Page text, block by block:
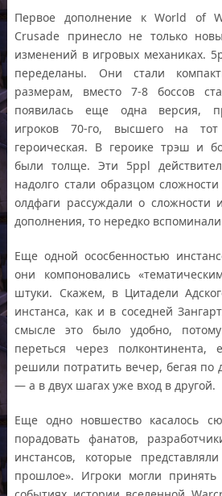
Первое дополнение к World of
Crusade принесло не только
изменений в игровых механиках.
переделаны. Они стали
размерам, вместо 7-8 боссов
появилась еще одна версия,
игроков 70-го, высшего на
героическая. В героике трэш и
были толще. Эти 5ppl
надолго стали образцом
олдфаги рассуждали о сложности
дополнения, то нередко
Еще одной ососбенностью
они компоновались
штуки. Скажем, в Цитадели
инстанса, как и в соседней
смысле это было удобно,
переться через
решили потратить вечер, бегая
— а в двух шагах уже вход в другой.
Еще одно новшество касалось
порадовать фанатов,
инстансов, которые
прошлое». Игроки могли